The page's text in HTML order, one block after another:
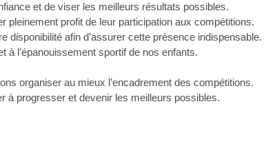
et de viser les meilleurs résultats possibles.
pleinement profit de leur participation aux compétitions.
disponibilité afin d’assurer cette présence indispensable.
l’épanouissement sportif de nos enfants.
organiser au mieux l’encadrement des compétitions.
à progresser et devenir les meilleurs possibles.